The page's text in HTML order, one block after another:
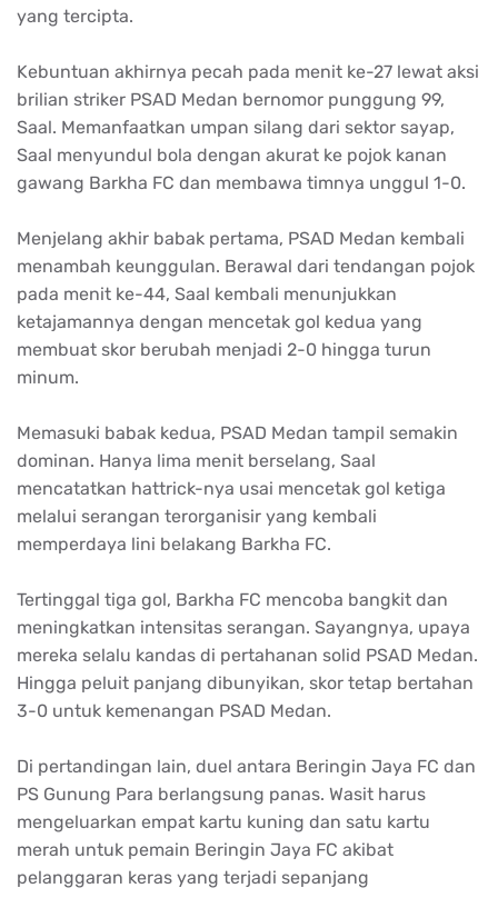
yang tercipta.
Kebuntuan akhirnya pecah pada menit ke-27 lewat aksi
brilian striker PSAD Medan bernomor punggung 99,
Saal. Memanfaatkan umpan silang dari sektor sayap,
Saal menyundul bola dengan akurat ke pojok kanan
gawang Barkha FC dan membawa timnya unggul 1-0.
Menjelang akhir babak pertama, PSAD Medan kembali
menambah keunggulan. Berawal dari tendangan pojok
pada menit ke-44, Saal kembali menunjukkan
ketajamannya dengan mencetak gol kedua yang
membuat skor berubah menjadi 2-0 hingga turun
minum.
Memasuki babak kedua, PSAD Medan tampil semakin
dominan. Hanya lima menit berselang, Saal
mencatatkan hattrick-nya usai mencetak gol ketiga
melalui serangan terorganisir yang kembali
memperdaya lini belakang Barkha FC.
Tertinggal tiga gol, Barkha FC mencoba bangkit dan
meningkatkan intensitas serangan. Sayangnya, upaya
mereka selalu kandas di pertahanan solid PSAD Medan.
Hingga peluit panjang dibunyikan, skor tetap bertahan
3-0 untuk kemenangan PSAD Medan.
Di pertandingan lain, duel antara Beringin Jaya FC dan
PS Gunung Para berlangsung panas. Wasit harus
mengeluarkan empat kartu kuning dan satu kartu
merah untuk pemain Beringin Jaya FC akibat
pelanggaran keras yang terjadi sepanjang